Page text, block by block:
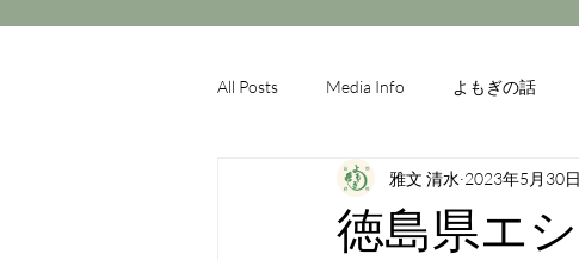
All Posts Media Info よもぎの話
徳島県エ
雅文 清水 2023年5月30日